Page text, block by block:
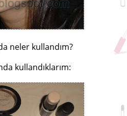
neler kullandım?
kullandıklarım: